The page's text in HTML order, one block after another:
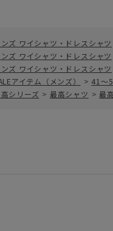
ズ ワイシャツ・ドレスシャツ
ズ ワイシャツ・ドレスシャツ
ズ ワイシャツ・ドレスシャツ
アイテム（メンズ） > 41～
シリーズ > 最高シャツ > 最